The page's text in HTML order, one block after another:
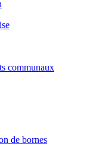
communaux
de bornes